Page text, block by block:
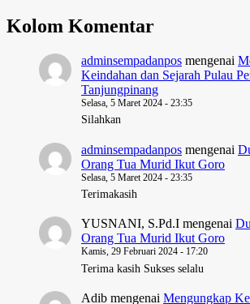
Kolom Komentar
adminsempadanpos mengenai
Keindahan dan Sejarah Pulau
Tanjungpinang
Selasa, 5 Maret 2024 - 23:35
Silahkan
adminsempadanpos mengenai
Orang Tua Murid Ikut Goro
Selasa, 5 Maret 2024 - 23:35
Terimakasih
YUSNANI, S.Pd.I mengenai
Orang Tua Murid Ikut Goro
Kamis, 29 Februari 2024 - 17:20
Terima kasih Sukses selalu
Adib mengenai Mengungkap